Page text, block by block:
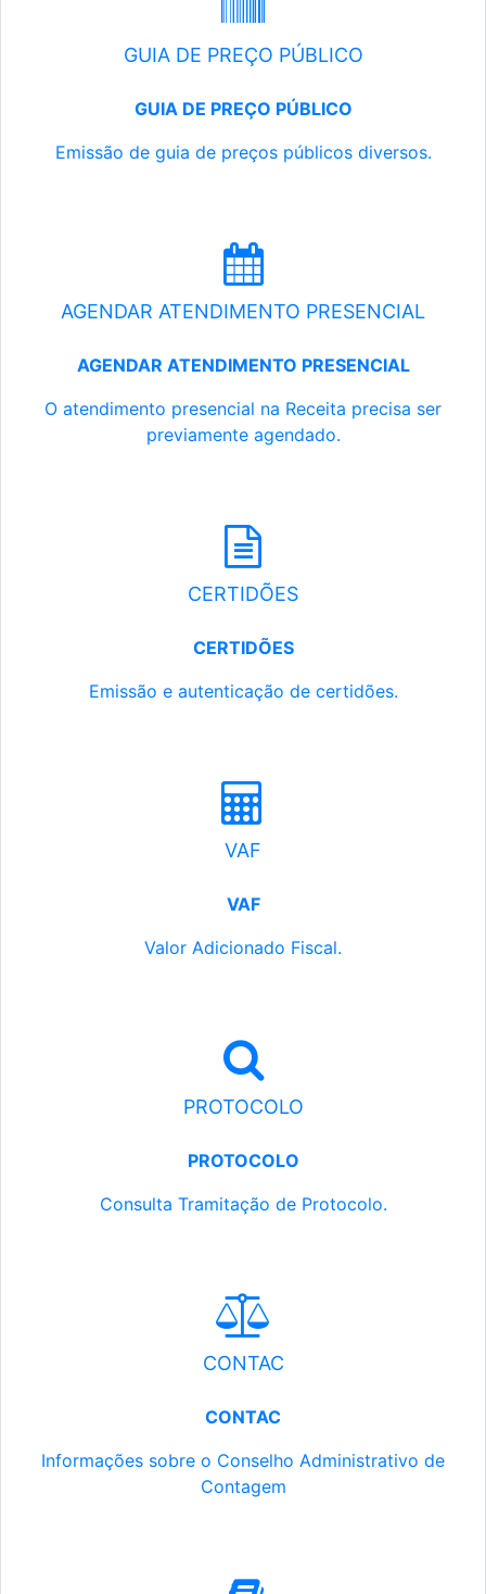
GUIA DE PREÇO PÚBLICO
GUIA DE PREÇO PÚBLICO
Emissão de guia de preços públicos diversos.
AGENDAR ATENDIMENTO PRESENCIAL
AGENDAR ATENDIMENTO PRESENCIAL
O atendimento presencial na Receita precisa ser
previamente agendado.
CERTIDÕES
CERTIDÕES
Emissão e autenticação de certidões.
VAF
VAF
Valor Adicionado Fiscal.
PROTOCOLO
PROTOCOLO
Consulta Tramitação de Protocolo.
CONTAC
CONTAC
Informações sobre o Conselho Administrativo de
Contagem